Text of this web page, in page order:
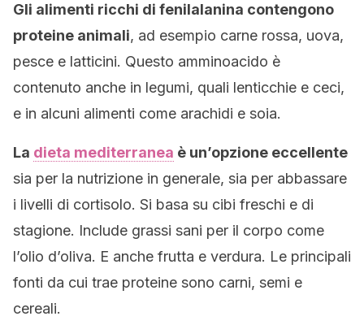
Gli alimenti ricchi di fenilalanina contengono
proteine ​​animali, ad esempio carne rossa, uova,
pesce e latticini. Questo amminoacido è
contenuto anche in legumi, quali lenticchie e ceci,
e in alcuni alimenti come arachidi e soia.
La dieta mediterranea è un’opzione eccellente
sia per la nutrizione in generale, sia per abbassare
i livelli di cortisolo. Si basa su cibi freschi e di
stagione. Include grassi sani per il corpo come
l’olio d’oliva. E anche frutta e verdura. Le principali
fonti da cui trae proteine ​​sono carni, semi e
cereali.